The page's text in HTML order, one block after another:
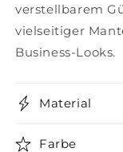
verstellbarem
vielseitiger
Business-Looks.
Material
Farbe